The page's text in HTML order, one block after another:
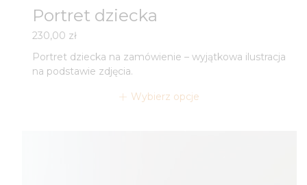
Portret dziecka
230,00 zł
Portret dziecka na zamówienie – wyjątkowa ilustracja
na podstawie zdjęcia.
Wybierz opcje